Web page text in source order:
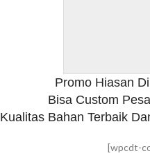
Promo Hiasan
Bisa Custom
Kualitas Bahan Terbaik
[wpcdt-